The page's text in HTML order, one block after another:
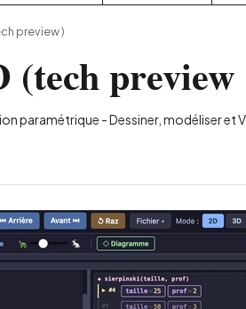
preview )
(tech preview
paramétrique - Dessiner, modéliser et